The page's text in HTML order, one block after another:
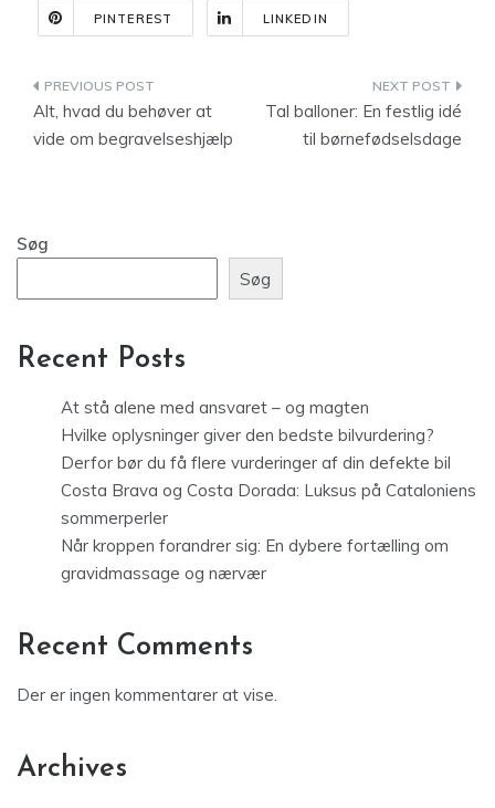
PINTEREST LINKEDIN
Indlægsnavigation
Alt, hvad du behøver at
vide om begravelseshjælp
Tal balloner: En festlig idé
til børnefødselsdage
Søg
Søg
Recent Posts
At stå alene med ansvaret – og magten
Hvilke oplysninger giver den bedste bilvurdering?
Derfor bør du få flere vurderinger af din defekte bil
Costa Brava og Costa Dorada: Luksus på Cataloniens
sommerperler
Når kroppen forandrer sig: En dybere fortælling om
gravidmassage og nærvær
Recent Comments
Der er ingen kommentarer at vise.
Archives